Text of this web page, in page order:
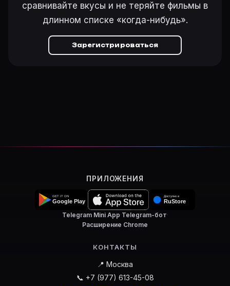
сравнивайте вкусы и не теряйте фильмы в
длинном списке «когда-нибудь».
Зарегистрироваться
ПРИЛОЖЕНИЯ
Telegram Mini App·Telegram-бот·
Расширение Chrome
КОНТАКТЫ
📍 Москва
📞 +7 (977) 613-45-08